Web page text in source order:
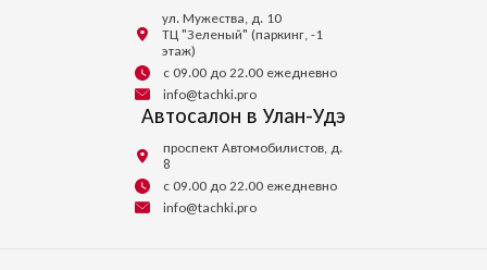
ул. Мужества, д. 10
ТЦ "Зеленый" (паркинг, -1
этаж)
с 09.00 до 22.00 ежедневно
info@tachki.pro
Автосалон в Улан-Удэ
проспект Автомобилистов, д.
8
с 09.00 до 22.00 ежедневно
info@tachki.pro